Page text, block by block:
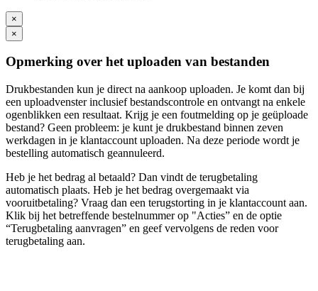
×
×
Opmerking over het uploaden van bestanden
Drukbestanden kun je direct na aankoop uploaden. Je komt dan bij
een uploadvenster inclusief bestandscontrole en ontvangt na enkele
ogenblikken een resultaat. Krijg je een foutmelding op je geüploade
bestand? Geen probleem: je kunt je drukbestand binnen zeven
werkdagen in je klantaccount uploaden. Na deze periode wordt je
bestelling automatisch geannuleerd.
Heb je het bedrag al betaald? Dan vindt de terugbetaling
automatisch plaats. Heb je het bedrag overgemaakt via
vooruitbetaling? Vraag dan een terugstorting in je klantaccount aan.
Klik bij het betreffende bestelnummer op "Acties” en de optie
“Terugbetaling aanvragen” en geef vervolgens de reden voor
terugbetaling aan.